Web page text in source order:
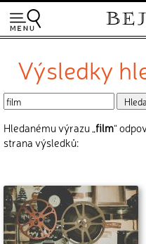
Výsledky
Hledanému výrazu „film“
strana výsledků: